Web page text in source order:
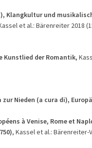
Klangkultur und
et al.: Bärenreiter 2018
Kunstlied der Romantik,
Nieden (a cura di),
à Venise, Rome et
, Kassel et al.: Bärenreiter-